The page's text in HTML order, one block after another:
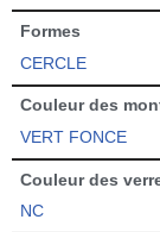
Formes
CERCLE
Couleur des
VERT FONCE
Couleur des
NC